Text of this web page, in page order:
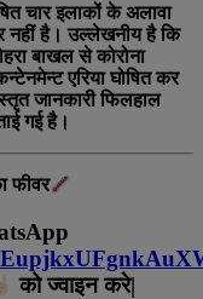
चार इलाकों के अलावा
नहीं है। उल्लेखनीय है कि
बाखल से कोरोना
एरिया घोषित कर
जानकारी फिलहाल
गई है।
फीवर
को ज्वाइन करे|